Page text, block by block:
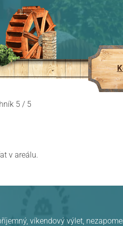
5 / 5
v areálu.
víkendový výlet,